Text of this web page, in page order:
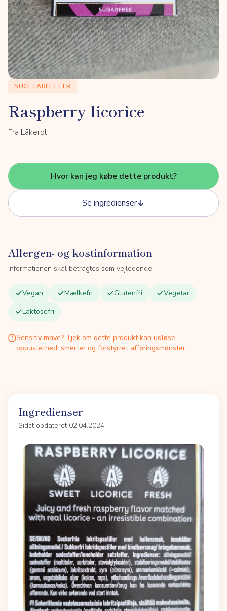
SUGETABLETTER
Raspberry licorice
Fra Läkerol
Hvor kan jeg købe dette produkt?
Se ingredienser
Allergen- og kostinformation
Informationen skal betragtes som vejledende.
Vegan Mælkefri Glutenfri
Vegetar
Laktosefri
Sensitiv mave? Tjek om dette produkt kan udløse
oppustethed, smerter og forstyrret afføringsmønster.
Ingredienser
Sidst opdateret 02.04.2024